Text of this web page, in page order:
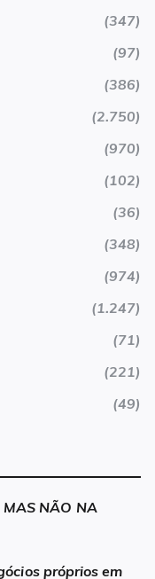
(347)
(97)
(386)
(2.750)
(970)
(102)
(36)
(348)
(974)
(1.247)
(71)
(221)
(49)
MAS NÃO NA
próprios em